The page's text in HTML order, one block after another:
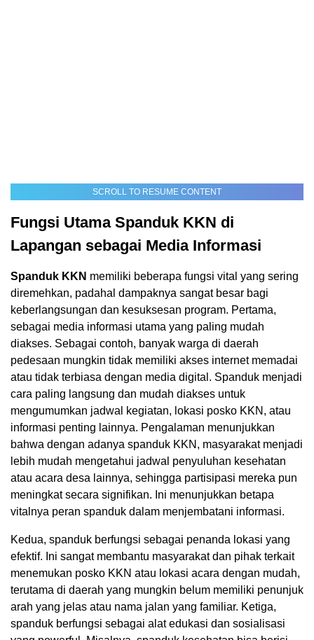
SCROLL TO RESUME CONTENT
Fungsi Utama Spanduk KKN di
Lapangan sebagai Media Informasi
Spanduk KKN memiliki beberapa fungsi vital yang sering
diremehkan, padahal dampaknya sangat besar bagi
keberlangsungan dan kesuksesan program. Pertama,
sebagai media informasi utama yang paling mudah
diakses. Sebagai contoh, banyak warga di daerah
pedesaan mungkin tidak memiliki akses internet memadai
atau tidak terbiasa dengan media digital. Spanduk menjadi
cara paling langsung dan mudah diakses untuk
mengumumkan jadwal kegiatan, lokasi posko KKN, atau
informasi penting lainnya. Pengalaman menunjukkan
bahwa dengan adanya spanduk KKN, masyarakat menjadi
lebih mudah mengetahui jadwal penyuluhan kesehatan
atau acara desa lainnya, sehingga partisipasi mereka pun
meningkat secara signifikan. Ini menunjukkan betapa
vitalnya peran spanduk dalam menjembatani informasi.
Kedua, spanduk berfungsi sebagai penanda lokasi yang
efektif. Ini sangat membantu masyarakat dan pihak terkait
menemukan posko KKN atau lokasi acara dengan mudah,
terutama di daerah yang mungkin belum memiliki penunjuk
arah yang jelas atau nama jalan yang familiar. Ketiga,
spanduk berfungsi sebagai alat edukasi dan sosialisasi